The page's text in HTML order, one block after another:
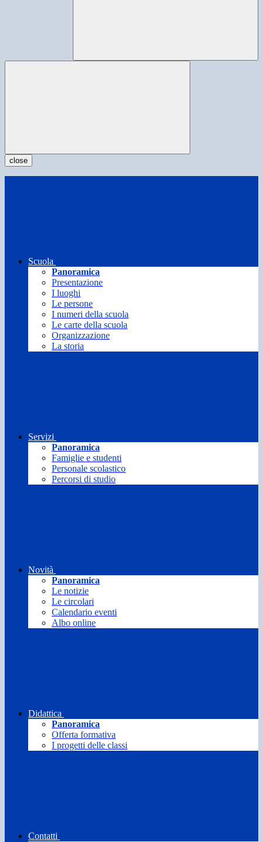
close
Scuola
Panoramica
Presentazione
I luoghi
Le persone
I numeri della scuola
Le carte della scuola
Organizzazione
La storia
Servizi
Panoramica
Famiglie e studenti
Personale scolastico
Percorsi di studio
Novità
Panoramica
Le notizie
Le circolari
Calendario eventi
Albo online
Didattica
Panoramica
Offerta formativa
I progetti delle classi
Contatti